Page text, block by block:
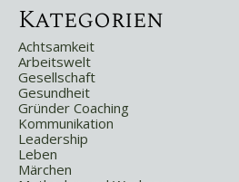
Kategorien
Achtsamkeit
Arbeitswelt
Gesellschaft
Gesundheit
Gründer Coaching
Kommunikation
Leadership
Leben
Märchen